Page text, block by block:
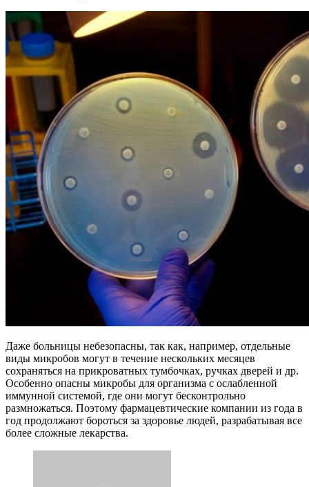
Даже больницы небезопасны, так как, например, отдельные
виды микробов могут в течение нескольких месяцев
сохраняться на прикроватных тумбочках, ручках дверей и др.
Особенно опасны микробы для организма с ослабленной
иммунной системой, где они могут бесконтрольно
размножаться. Поэтому фармацевтические компании из года в
год продолжают бороться за здоровье людей, разрабатывая все
более сложные лекарства.